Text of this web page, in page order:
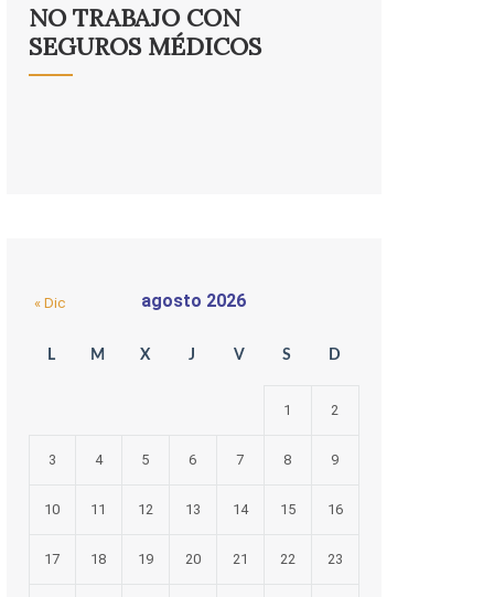
NO TRABAJO CON
SEGUROS MÉDICOS
agosto 2026
L M X J V S D
1 2
3 4 5 6 7 8 9
10 11 12 13 14 15 16
17 18 19 20 21 22 23
« Dic